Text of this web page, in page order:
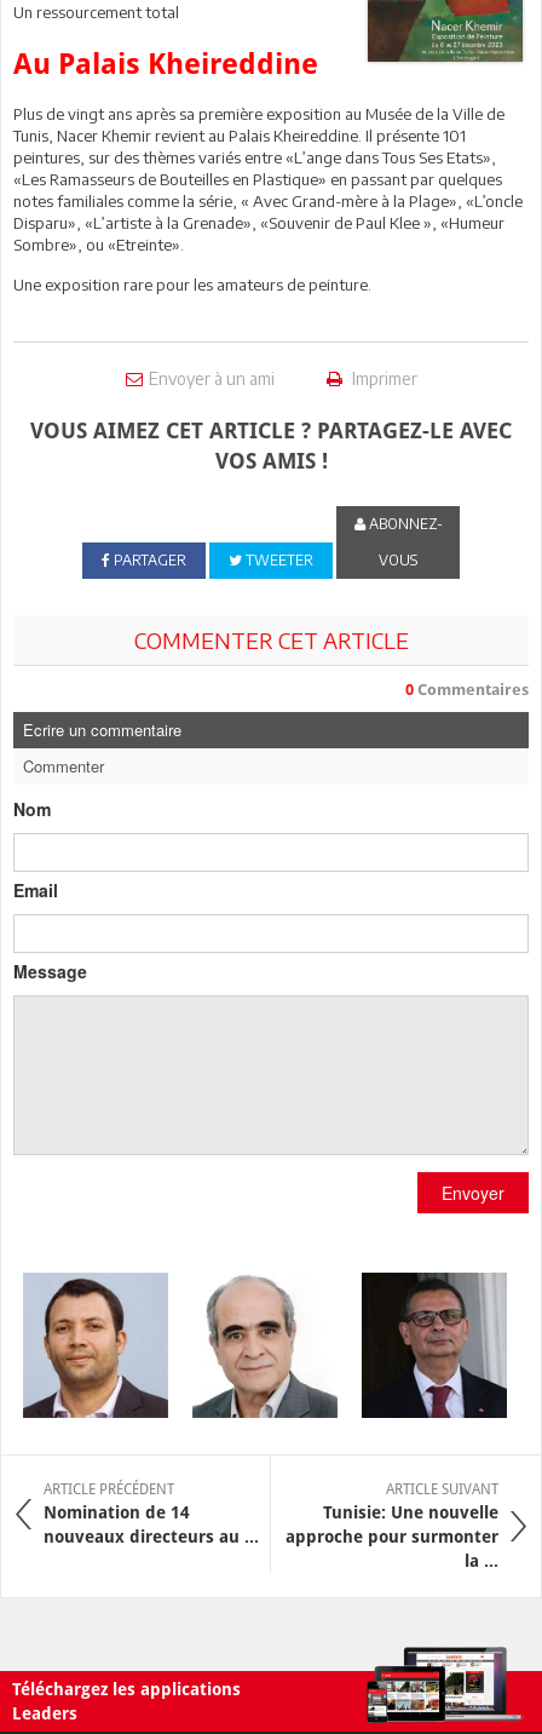
Un ressourcement total
Au Palais Kheireddine
Plus de vingt ans après sa première exposition au Musée de la Ville de
Tunis, Nacer Khemir revient au Palais Kheireddine. Il présente 101
peintures, sur des thèmes variés entre «L’ange dans Tous Ses Etats»,
«Les Ramasseurs de Bouteilles en Plastique» en passant par quelques
notes familiales comme la série, « Avec Grand-mère à la Plage», «L’oncle
Disparu», «L’artiste à la Grenade», «Souvenir de Paul Klee », «Humeur
Sombre», ou «Etreinte».
Une exposition rare pour les amateurs de peinture.
Envoyer à un ami Imprimer
VOUS AIMEZ CET ARTICLE ? PARTAGEZ-LE AVEC
VOS AMIS !
PARTAGER TWEETER
ABONNEZ-
VOUS
COMMENTER CET ARTICLE
0 Commentaires
Ecrire un commentaire
Commenter
Nom
Email
Message
Envoyer
ARTICLE PRÉCÉDENT
Nomination de 14
nouveaux directeurs au ...
ARTICLE SUIVANT
Tunisie: Une nouvelle
approche pour surmonter
la ...
Téléchargez les applications
Leaders